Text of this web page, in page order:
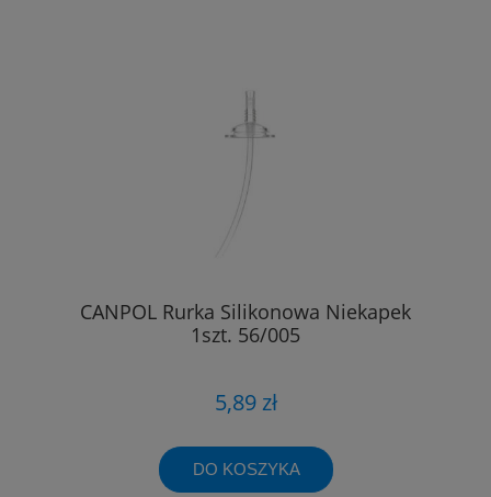
CANPOL Rurka Silikonowa Niekapek
1szt. 56/005
5,89 zł
DO KOSZYKA